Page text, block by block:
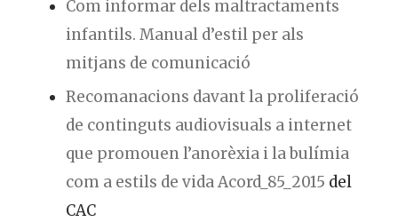
Com informar dels maltractaments
infantils. Manual d’estil per als
mitjans de comunicació
Recomanacions davant la proliferació
de continguts audiovisuals a internet
que promouen l’anorèxia i la bulímia
com a estils de vida Acord_85_2015 del
CAC